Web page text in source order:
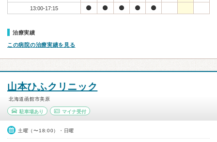
13:00-17:15
治療実績
この病院の治療実績を見る
山本ひふクリニック
北海道函館市美原
駐車場あり マイナ受付
土曜（〜18:00）・日曜